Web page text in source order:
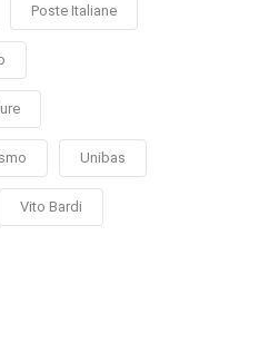
Poste Italiane
Unibas
Vito Bardi